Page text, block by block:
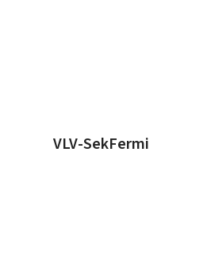
VLV-SekFermi